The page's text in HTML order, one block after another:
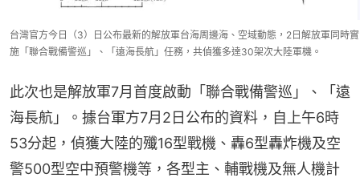
台灣官方今日（3）日公布最新的解放軍台海周邊海、空域動態，2日解放軍同時實
施「聯合戰備警巡」、「遠海長航」任務，共偵獲多達30架次大陸軍機。
此次也是解放軍7月首度啟動「聯合戰備警巡」、「遠
海長航」。據台軍方7月2日公布的資料，自上午6時
53分起，偵獲大陸的殲16型戰機、轟6型轟炸機及空
警500型空中預警機等，各型主、輔戰機及無人機計